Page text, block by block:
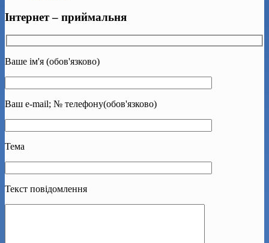
Інтернет – приймальня
Ваше ім'я (обов'язково)
Ваш e-mail; № телефону(обов'язково)
Тема
Текст повідомлення